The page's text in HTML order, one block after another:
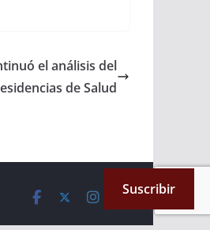
el análisis del
de Salud
Suscribir